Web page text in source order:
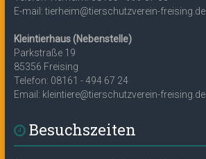
E-mail: tierheim@tierschutzverein-freising.de
Kleintierhaus (Nebenstelle)
Parkstraße 19
85356 Freising
Telefon: 08161 - 494 67 24
Email: kleintiere@tierschutzverein-freising.de
Besuchszeiten